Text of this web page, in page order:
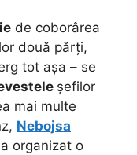
de coborârea
două părți,
tot așa – se
șefilor
mai multe
Nebojsa
organizat o